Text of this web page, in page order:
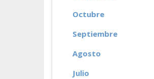
Octubre
Septiembre
Agosto
Julio